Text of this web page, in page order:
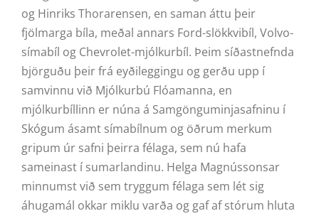
og Hinriks Thorarensen, en saman áttu þeir
fjölmarga bíla, meðal annars Ford-slökkvibíl, Volvo-
símabíl og Chevrolet-mjólkurbíl. Þeim síðastnefnda
björguðu þeir frá eyðileggingu og gerðu upp í
samvinnu við Mjólkurbú Flóamanna, en
mjólkurbíllinn er núna á Samgönguminjasafninu í
Skógum ásamt símabílnum og öðrum merkum
gripum úr safni þeirra félaga, sem nú hafa
sameinast í sumarlandinu. Helga Magnússonsar
minnumst við sem tryggum félaga sem lét sig
áhugamál okkar miklu varða og gaf af stórum hluta